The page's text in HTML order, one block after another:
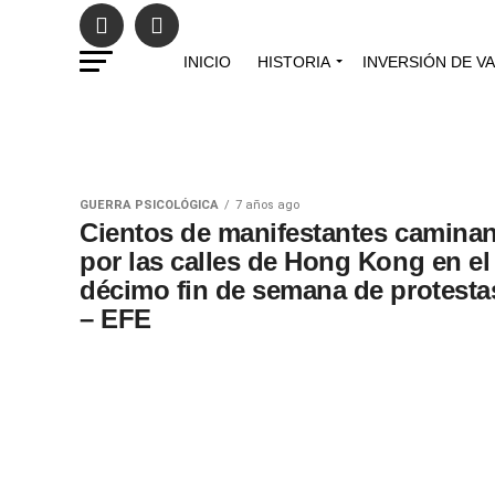
INICIO HISTORIA INVERSIÓN DE
GUERRA PSICOLÓGICA 7 años ago
Cientos de manifestantes
por las calles de Hong Kong en el
décimo fin de semana de
– EFE